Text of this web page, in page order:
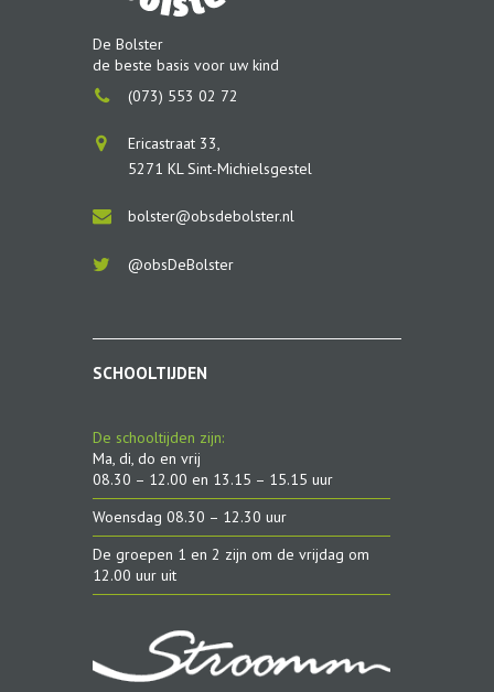
De Bolster
de beste basis voor uw kind
(073) 553 02 72
Ericastraat 33,
5271 KL Sint-Michielsgestel
bolster@obsdebolster.nl
@obsDeBolster
SCHOOLTIJDEN
De schooltijden zijn:
Ma, di, do en vrij
08.30 – 12.00 en 13.15 – 15.15 uur
Woensdag 08.30 – 12.30 uur
De groepen 1 en 2 zijn om de vrijdag om
12.00 uur uit